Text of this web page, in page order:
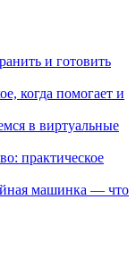
и готовить
когда помогает и
в виртуальные
практическое
машинка — что